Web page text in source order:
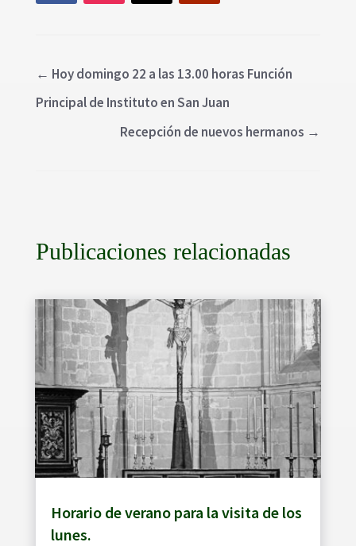
← Hoy domingo 22 a las 13.00 horas Función
Principal de Instituto en San Juan
Recepción de nuevos hermanos →
Publicaciones relacionadas
Horario de verano para la visita de los
lunes.